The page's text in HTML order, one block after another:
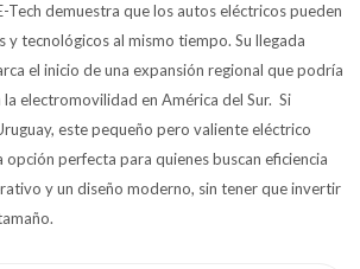
Tech demuestra que los autos eléctricos pueden
y tecnológicos al mismo tiempo. Su llegada
el inicio de una expansión regional que podría
electromovilidad en América del Sur. Si
este pequeño pero valiente eléctrico
perfecta para quienes buscan eficiencia
y un diseño moderno, sin tener que invertir